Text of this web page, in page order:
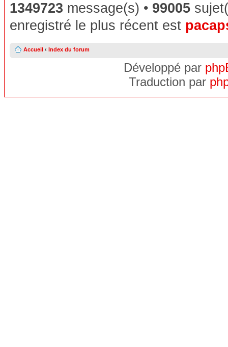
1349723 message(s) • 99005
enregistré le plus récent est
Accueil ‹ Index du forum
Développé par
Traduction par